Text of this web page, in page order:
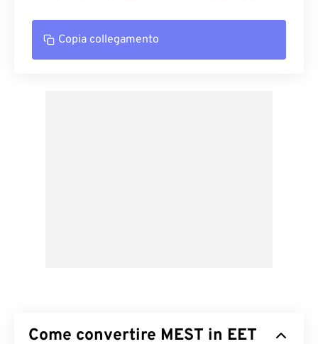
Copia collegamento
Come convertire MEST in EET